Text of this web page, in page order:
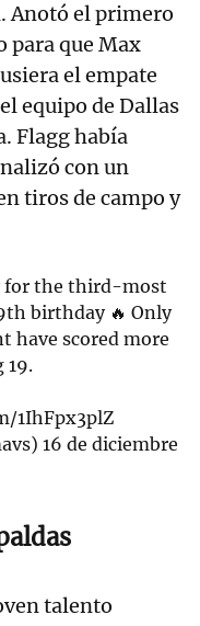
Anotó el primero
para que Max
el empate
equipo de Dallas
Flagg había
con un
tiros de campo y
for the third-most
birthday 🔥 Only
have scored more
19.
1IhFpx3plZ
16 de diciembre
talento